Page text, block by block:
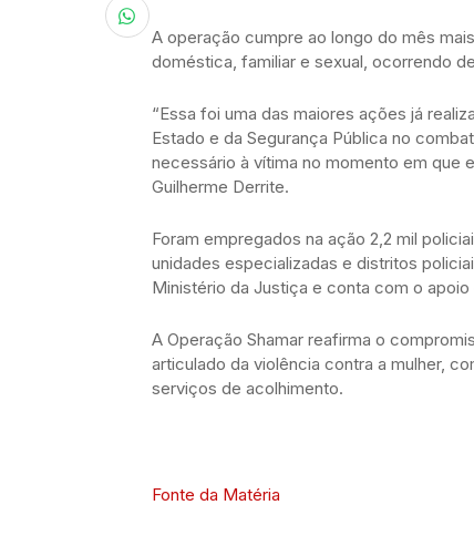
A operação cumpre ao longo do mês
doméstica, familiar e sexual, ocorrendo
“Essa foi uma das maiores ações já
Estado e da Segurança Pública no
necessário à vítima no momento em que
Guilherme Derrite.
Foram empregados na ação 2,2 mil
unidades especializadas e distritos
Ministério da Justiça e conta com o
A Operação Shamar reafirma o
articulado da violência contra a mulher,
serviços de acolhimento.
Fonte da Matéria